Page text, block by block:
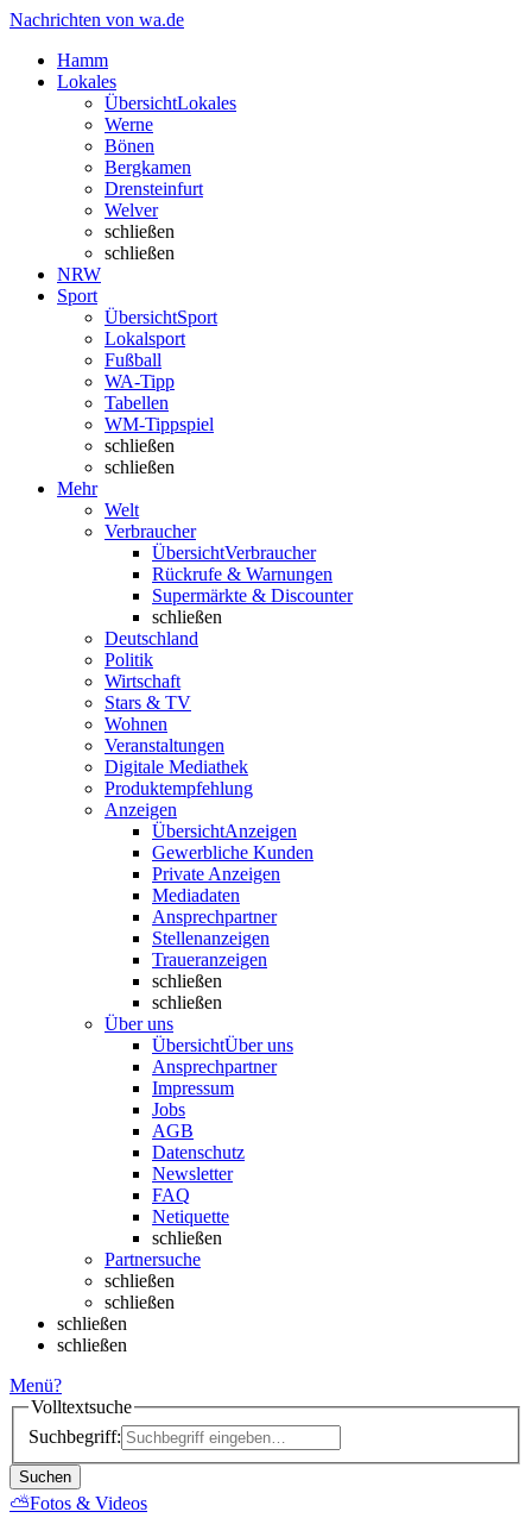
Nachrichten von wa.de
Hamm
Lokales
ÜbersichtLokales
Werne
Bönen
Bergkamen
Drensteinfurt
Welver
schließen
schließen
NRW
Sport
ÜbersichtSport
Lokalsport
Fußball
WA-Tipp
Tabellen
WM-Tippspiel
schließen
schließen
Mehr
Welt
Verbraucher
ÜbersichtVerbraucher
Rückrufe & Warnungen
Supermärkte & Discounter
schließen
Deutschland
Politik
Wirtschaft
Stars & TV
Wohnen
Veranstaltungen
Digitale Mediathek
Produktempfehlung
Anzeigen
ÜbersichtAnzeigen
Gewerbliche Kunden
Private Anzeigen
Mediadaten
Ansprechpartner
Stellenanzeigen
Traueranzeigen
schließen
schließen
Über uns
ÜbersichtÜber uns
Ansprechpartner
Impressum
Jobs
AGB
Datenschutz
Newsletter
FAQ
Netiquette
schließen
Partnersuche
schließen
schließen
schließen
schließen
Menü?
Volltextsuche
Suchbegriff:
Suchen
⛅Fotos & Videos